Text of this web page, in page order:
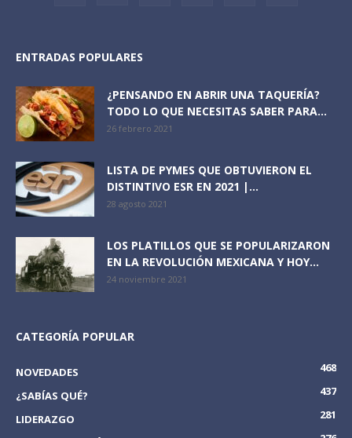
ENTRADAS POPULARES
¿PENSANDO EN ABRIR UNA TAQUERÍA?
TODO LO QUE NECESITAS SABER PARA...
26 febrero 2021
LISTA DE PYMES QUE OBTUVIERON EL
DISTINTIVO ESR EN 2021 |...
28 agosto 2021
LOS PLATILLOS QUE SE POPULARIZARON
EN LA REVOLUCIÓN MEXICANA Y HOY...
24 noviembre 2021
CATEGORÍA POPULAR
NOVEDADES
468
¿SABÍAS QUÉ?
437
LIDERAZGO
281